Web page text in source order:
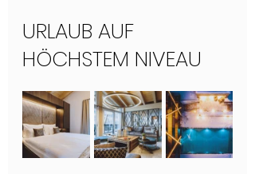
URLAUB AUF
HÖCHSTEM NIVEAU